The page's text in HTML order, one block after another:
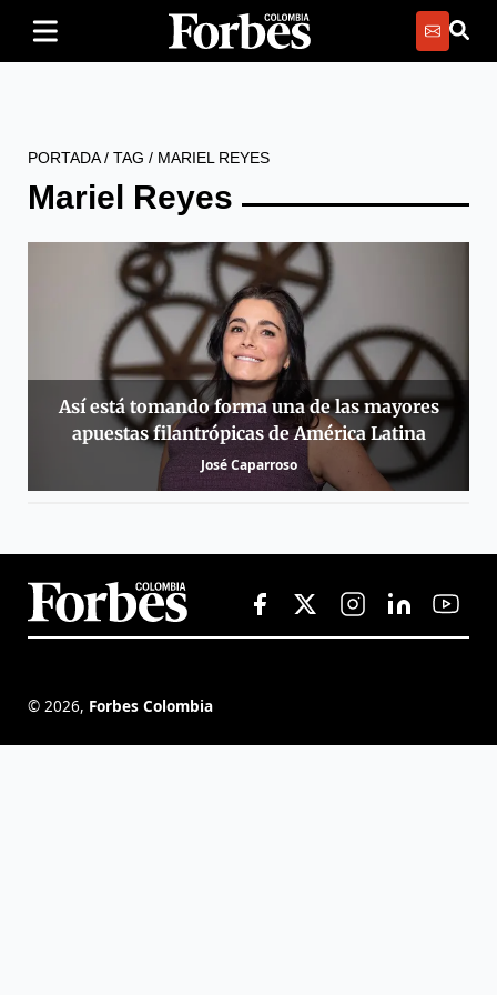
PORTADA/ TAG / MARIEL REYES
Mariel Reyes
Así está tomando forma una de las mayores
apuestas filantrópicas de América Latina
José Caparroso
© 2026, Forbes Colombia